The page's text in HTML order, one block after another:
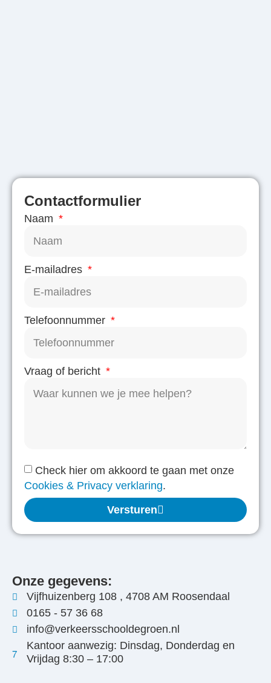
Contactformulier
Naam
E-mailadres
Telefoonnummer
Vraag of bericht
Check hier om akkoord te gaan met onze
Cookies & Privacy verklaring.
Versturen
Onze gegevens:
Vijfhuizenberg 108 , 4708 AM Roosendaal
0165 - 57 36 68
info@verkeersschooldegroen.nl
Kantoor aanwezig: Dinsdag, Donderdag en
Vrijdag 8:30 – 17:00